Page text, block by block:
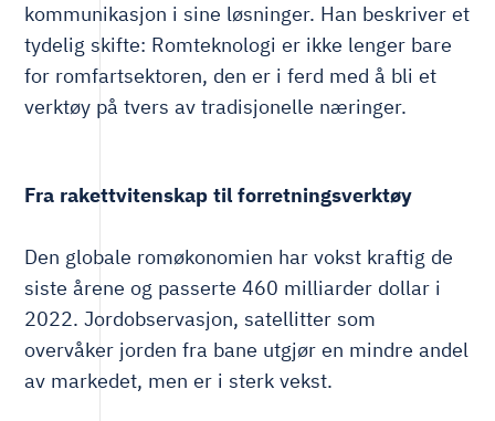
kommunikasjon i sine løsninger. Han beskriver et
tydelig skifte: Romteknologi er ikke lenger bare
for romfartsektoren, den er i ferd med å bli et
verktøy på tvers av tradisjonelle næringer.
Fra rakettvitenskap til forretningsverktøy
Den globale romøkonomien har vokst kraftig de
siste årene og passerte 460 milliarder dollar i
2022. Jordobservasjon, satellitter som
overvåker jorden fra bane utgjør en mindre andel
av markedet, men er i sterk vekst.